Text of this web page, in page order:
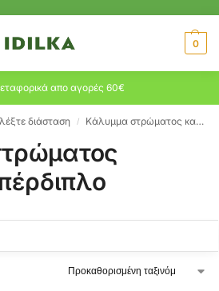
0
απο αγορές 60€
διάσταση / Κάλυμμα στρώματος καπιτονέ υπέρδιπλο